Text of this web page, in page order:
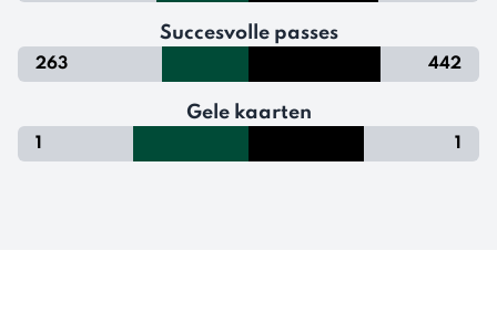
Succesvolle passes
263 442
Gele kaarten
1 1